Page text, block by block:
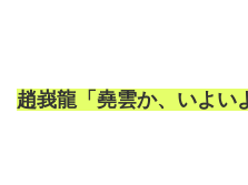
趙峩龍「堯雲か、いよい